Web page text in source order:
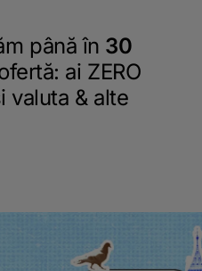
până în 30
ai ZERO
valuta & alte